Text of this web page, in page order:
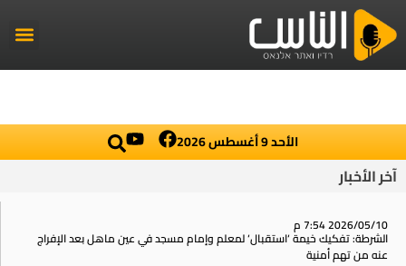
الأحد 9 أغسطس 2026
آخر الأخبار
2026/05/10 7:54 م
الشرطة: تفكيك خيمة ‘استقبال‘ لمعلم وإمام مسجد في عين ماهل بعد الإفراج
عنه من تهم أمنية